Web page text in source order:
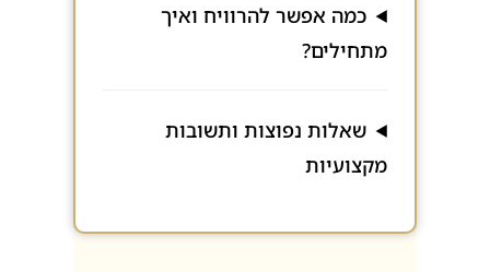
כמה אפשר להרוויח ואיך
מתחילים?
שאלות נפוצות ותשובות
מקצועיות